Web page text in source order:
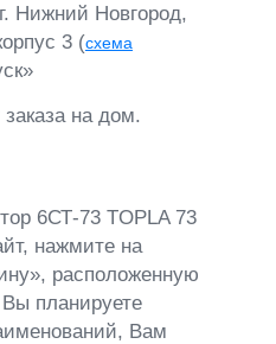
Нижний Новгород,
3 (схема
на дом.
6СТ-73 TOPLA 73
нажмите на
расположенную
планируете
Вам